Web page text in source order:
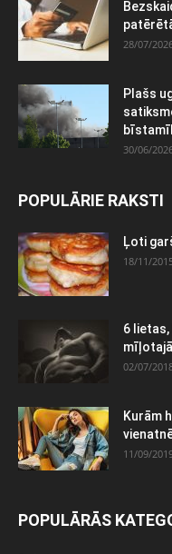
28/07/
Plašs
30/06/
POPULĀRIE RAKSTI
Ļoti
18/11/
6
02/07/
Kurām
11/09/
POPULĀRĀS